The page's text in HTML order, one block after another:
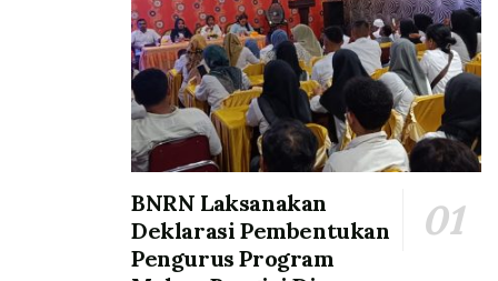
BNRN Laksanakan
Deklarasi Pembentukan
Pengurus Program